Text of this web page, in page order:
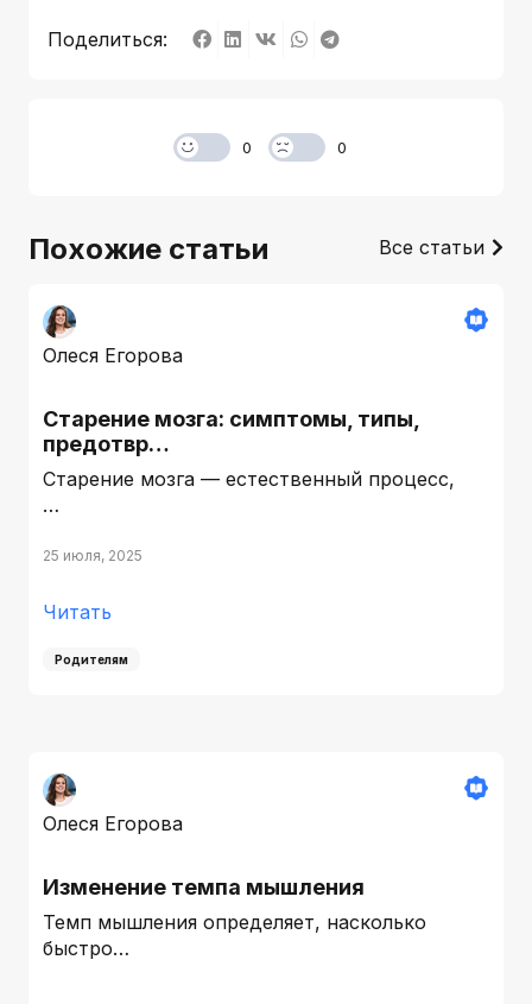
Поделиться:
0 0
Похожие статьи Все статьи
Олеся Егорова
Старение мозга: симптомы, типы,
предотвр…
Старение мозга — естественный процесс,
…
25 июля, 2025
Читать
Родителям
Олеся Егорова
Изменение темпа мышления
Темп мышления определяет, насколько
быстро…